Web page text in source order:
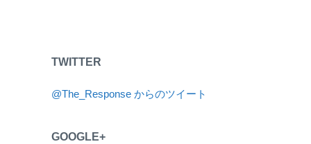
TWITTER
@The_Response からのツイート
GOOGLE+